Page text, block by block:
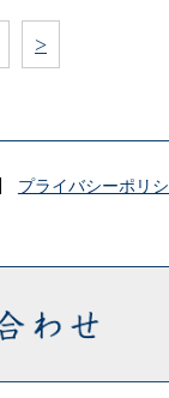
>
プライバシーポリ